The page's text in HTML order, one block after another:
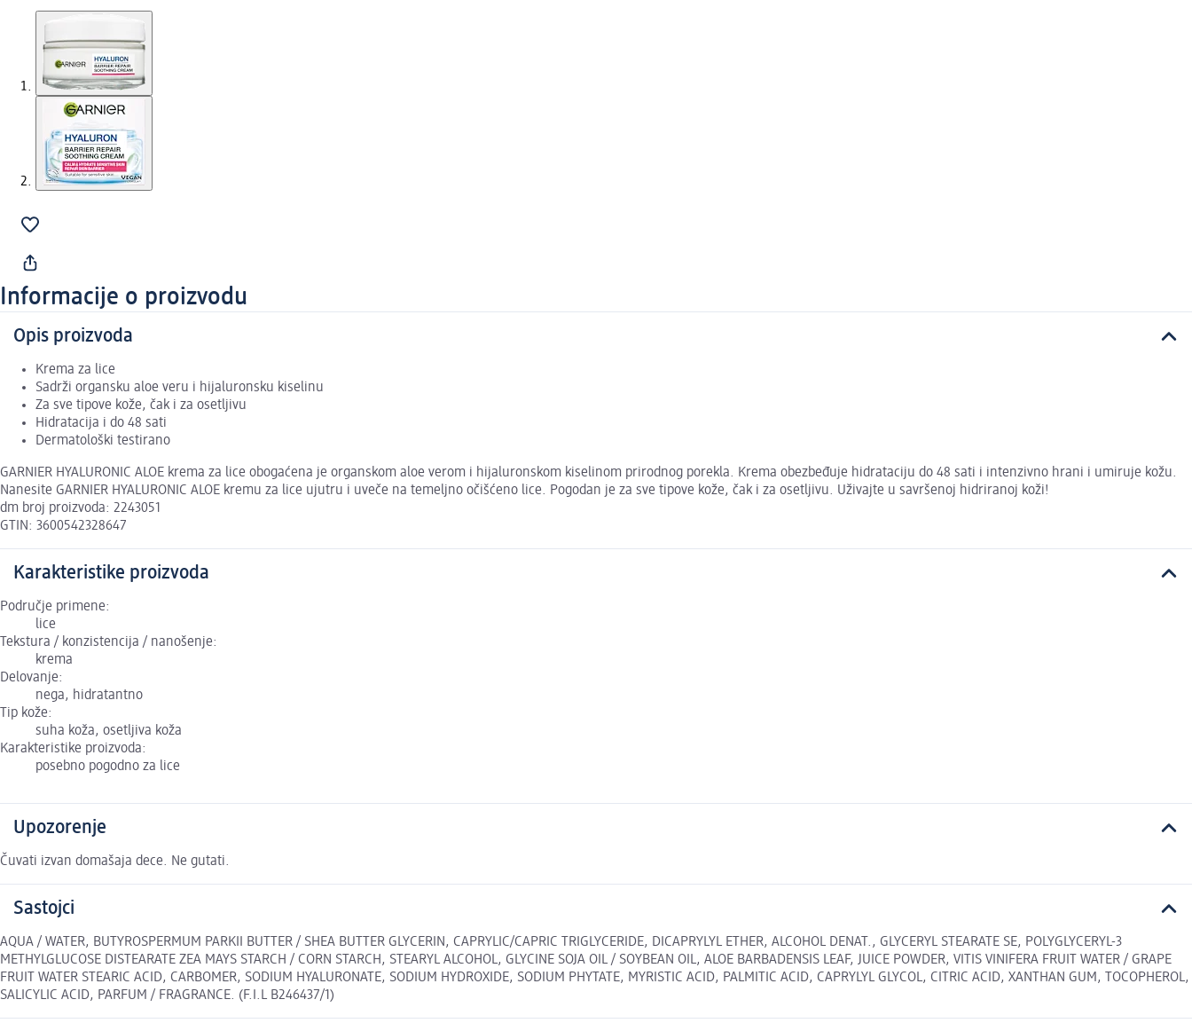
Informacije o proizvodu
Opis proizvoda
Krema za lice
Sadrži organsku aloe veru i hijaluronsku kiselinu
Za sve tipove kože, čak i za osetljivu
Hidratacija i do 48 sati
Dermatološki testirano
GARNIER HYALURONIC ALOE krema za lice obogaćena je organskom aloe verom i hijaluronskom kiselinom prirodnog porekla. Krema obezbeđuje hidrataciju do 48 sati i intenzivno hrani i umiruje kožu.
Nanesite GARNIER HYALURONIC ALOE kremu za lice ujutru i uveče na temeljno očišćeno lice. Pogodan je za sve tipove kože, čak i za osetljivu. Uživajte u savršenoj hidriranoj koži!
dm broj proizvoda: 2243051
GTIN: 3600542328647
Karakteristike proizvoda
Područje primene:
lice
Tekstura / konzistencija / nanošenje:
krema
Delovanje:
nega, hidratantno
Tip kože:
suha koža, osetljiva koža
Karakteristike proizvoda:
posebno pogodno za lice
Upozorenje
Čuvati izvan domašaja dece. Ne gutati.
Sastojci
AQUA / WATER, BUTYROSPERMUM PARKII BUTTER / SHEA BUTTER GLYCERIN, CAPRYLIC/CAPRIC TRIGLYCERIDE, DICAPRYLYL ETHER, ALCOHOL DENAT., GLYCERYL STEARATE SE, POLYGLYCERYL-3
METHYLGLUCOSE DISTEARATE ZEA MAYS STARCH / CORN STARCH, STEARYL ALCOHOL, GLYCINE SOJA OIL / SOYBEAN OIL, ALOE BARBADENSIS LEAF, JUICE POWDER, VITIS VINIFERA FRUIT WATER / GRAPE
FRUIT WATER STEARIC ACID, CARBOMER, SODIUM HYALURONATE, SODIUM HYDROXIDE, SODIUM PHYTATE, MYRISTIC ACID, PALMITIC ACID, CAPRYLYL GLYCOL, CITRIC ACID, XANTHAN GUM, TOCOPHEROL,
SALICYLIC ACID, PARFUM / FRAGRANCE. (F.I.L B246437/1)